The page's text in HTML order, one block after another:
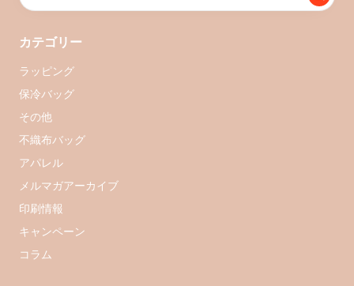
カテゴリー
ラッピング
保冷バッグ
その他
不織布バッグ
アパレル
メルマガアーカイブ
印刷情報
キャンペーン
コラム